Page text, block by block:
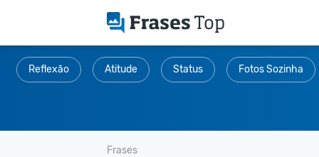
Reflexão Atitude Status Fotos Sozinha
Frases